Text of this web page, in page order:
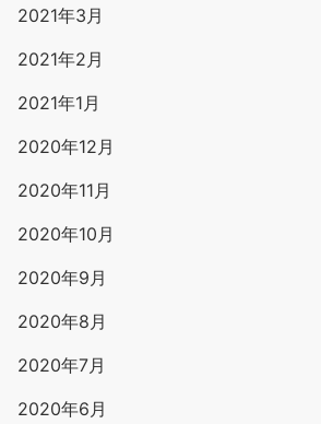
2021年3月
2021年2月
2021年1月
2020年12月
2020年11月
2020年10月
2020年9月
2020年8月
2020年7月
2020年6月